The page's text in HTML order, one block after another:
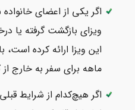
اگر یکی از اعضای
ویزای بازگشت گرفته یا
ماهه برای سفر به خارج
اگر هیچ‌کدام از شرایط